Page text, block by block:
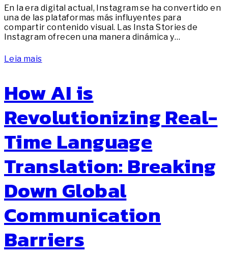
En la era digital actual, Instagram se ha convertido en
una de las plataformas más influyentes para
compartir contenido visual. Las Insta Stories de
Instagram ofrecen una manera dinámica y…
Leia mais
How AI is
Revolutionizing Real-
Time Language
Translation: Breaking
Down Global
Communication
Barriers